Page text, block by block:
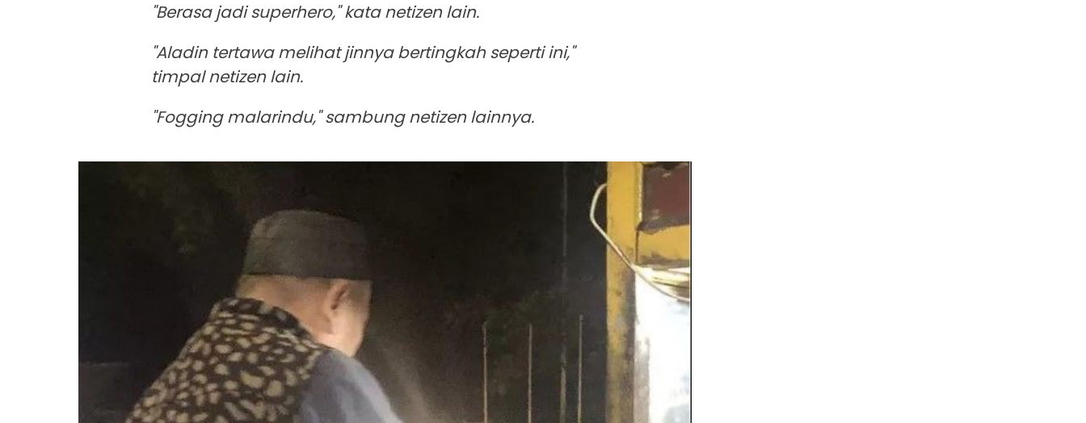
"Berasa jadi superhero," kata netizen lain.
"Aladin tertawa melihat jinnya bertingkah seperti ini,"
timpal netizen lain.
"Fogging malarindu," sambung netizen lainnya.